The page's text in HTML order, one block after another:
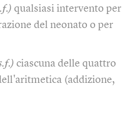
qualsiasi intervento per
del neonato o per
ciascuna delle quattro
(addizione,